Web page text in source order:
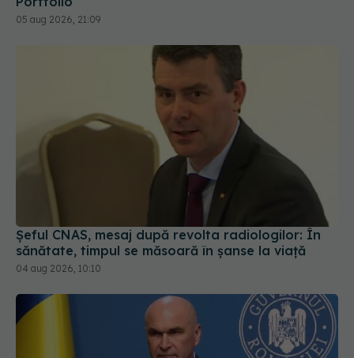
05 aug 2026, 21:09
Șeful CNAS, mesaj după revolta radiologilor: În
sănătate, timpul se măsoară în șanse la viață
04 aug 2026, 10:10